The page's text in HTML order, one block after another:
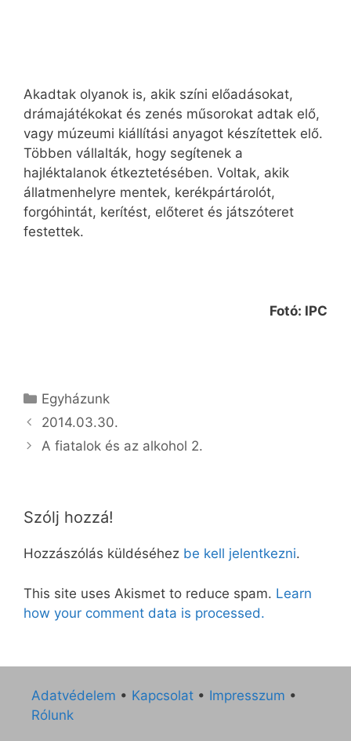
Akadtak olyanok is, akik színi előadásokat,
drámajátékokat és zenés műsorokat adtak elő,
vagy múzeumi kiállítási anyagot készítettek elő.
Többen vállalták, hogy segítenek a
hajléktalanok étkeztetésében. Voltak, akik
állatmenhelyre mentek, kerékpártárolót,
forgóhintát, kerítést, előteret és játszóteret
festettek.
Fotó: IPC
Kategória
Egyházunk
2014.03.30.
A fiatalok és az alkohol 2.
Szólj hozzá!
Hozzászólás küldéséhez be kell jelentkezni.
This site uses Akismet to reduce spam. Learn
how your comment data is processed.
Adatvédelem • Kapcsolat • Impresszum •
Rólunk